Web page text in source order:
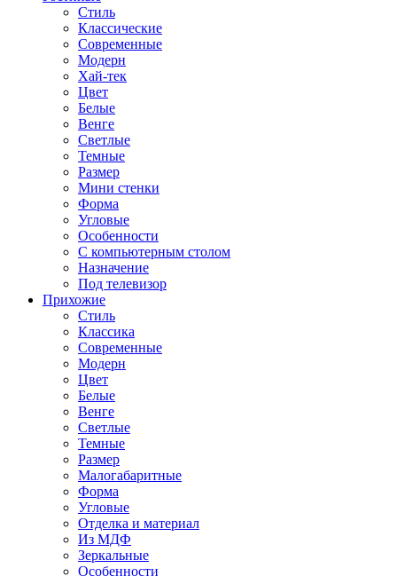
Стиль
Классические
Современные
Модерн
Хай-тек
Цвет
Белые
Венге
Светлые
Темные
Размер
Мини стенки
Форма
Угловые
Особенности
С компьютерным столом
Назначение
Под телевизор
Прихожие
Стиль
Классика
Современные
Модерн
Цвет
Белые
Венге
Светлые
Темные
Размер
Малогабаритные
Форма
Угловые
Отделка и материал
Из МДФ
Зеркальные
Особенности